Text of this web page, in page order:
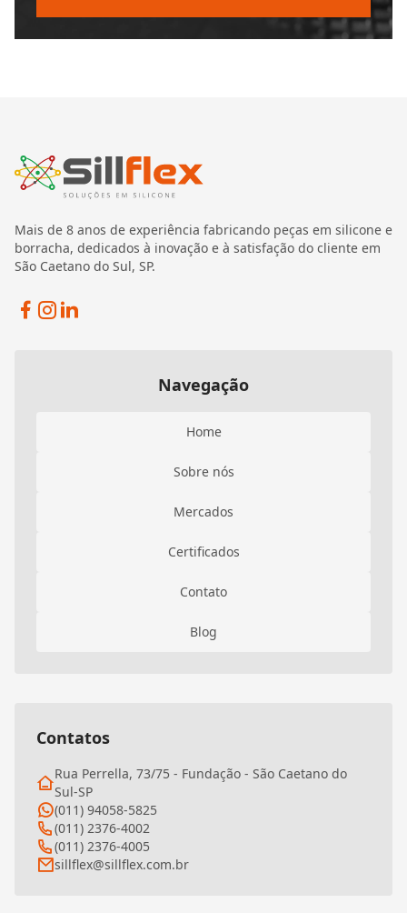
Mais de 8 anos de experiência fabricando peças em silicone e
borracha, dedicados à inovação e à satisfação do cliente em
São Caetano do Sul, SP.
Facebook
Instagram
Navegação
Home
Sobre nós
Mercados
Certificados
Contato
Blog
Contatos
Rua Perrella, 73/75 - Fundação - São Caetano do
Sul-SP
(011) 94058-5825
(011) 2376-4002
(011) 2376-4005
sillflex@sillflex.com.br